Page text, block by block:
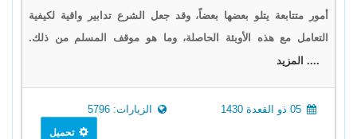
أمور متتابعة يتلو بعضها بعضاً، وقد جعل الشرع تدابير واقية لكيفية
التعامل مع هذه الأوبئة الحاصلة، وما هو موقف المسلم من ذلك.
.... المزيد
الزيارات: 5796
تحميل